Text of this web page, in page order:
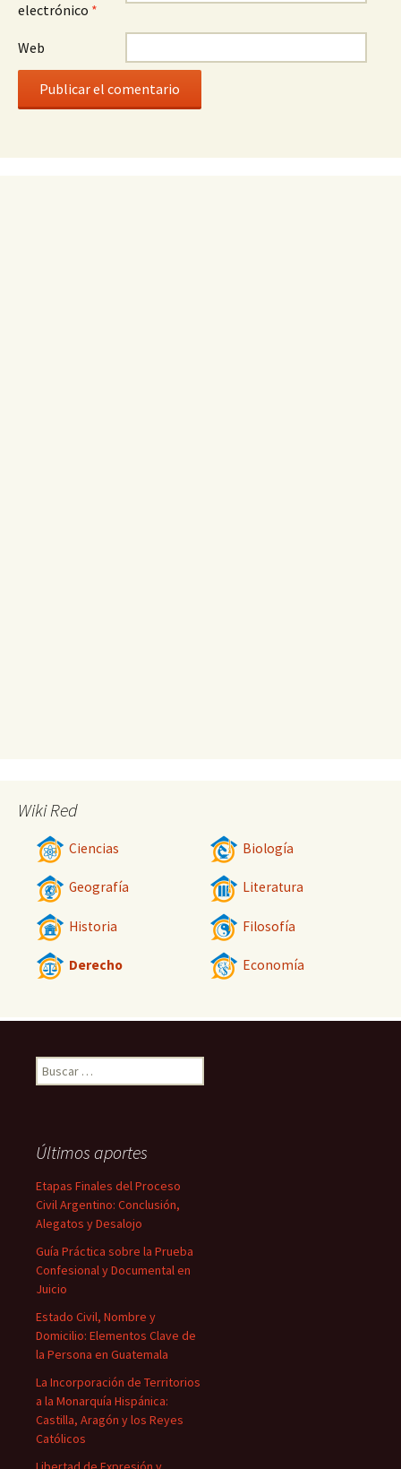
electrónico *
Web
Wiki Red
Ciencias Biología
Geografía Literatura
Historia Filosofía
Derecho Economía
Buscar:
Últimos aportes
Etapas Finales del Proceso
Civil Argentino: Conclusión,
Alegatos y Desalojo
Guía Práctica sobre la Prueba
Confesional y Documental en
Juicio
Estado Civil, Nombre y
Domicilio: Elementos Clave de
la Persona en Guatemala
La Incorporación de Territorios
a la Monarquía Hispánica:
Castilla, Aragón y los Reyes
Católicos